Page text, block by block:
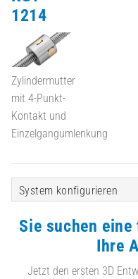
1214
Zylindermutter
mit 4-Punkt-
Kontakt und
Einzelgangumlenkung
System konfigurieren
Sie suchen
Ihre
Jetzt den ersten 3D